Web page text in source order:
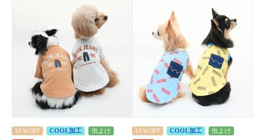
10％OFF COOL加工
虫よけ
10％OFF COOL加工
虫よけ